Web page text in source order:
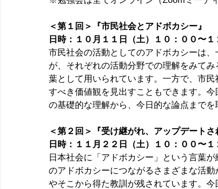
＜第１回＞『市民社会とアドボカシー』
日時：１０月１１日（土）１０：００〜１
市民社会の活動としてのアドボカシーは
が、それぞれの活動分野での理解をみて
葉として用いられています。一方で、市
すべき価値観を見出すこともできます。
の基礎的な理解から、今日的な論点まで
＜第２回＞『受け継がれ、アップデート
日時：１１月２２日（土）１０：００〜１
日本社会に「アドボカシー」という言葉
のアドボカシーにつながるさまざまな活
やそこから得た教訓が残されています。